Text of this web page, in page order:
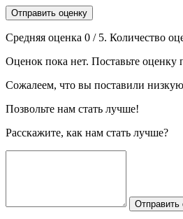
Отправить оценку
Средняя оценка 0 / 5. Количество
Оценок пока нет. Поставьте оценку
Сожалеем, что вы поставили
Позвольте нам стать лучше!
Расскажите, как нам стать лучше?
Отправить